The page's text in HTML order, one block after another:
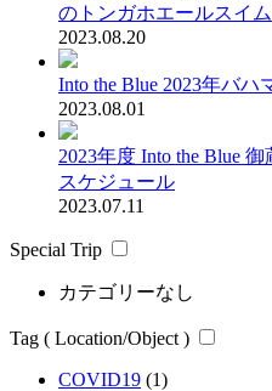
のトンガホエールスイム
2023.08.20
Into the Blue 2023年バハ
2023.08.01
2023年度 Into the Blue
スケジュール
2023.07.11
Special Trip
カテゴリーなし
Tag ( Location/Object )
COVID19 (1)